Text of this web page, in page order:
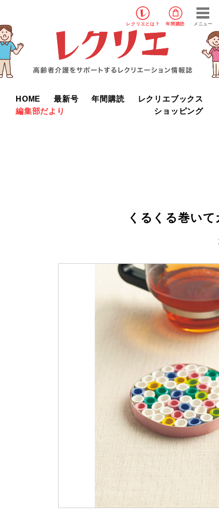
レクリエ とは？ 年間購読 メニュー
HOME 最新号 年間購読
レクリエブックス
編集部だより
ショッピング
くるくる巻い